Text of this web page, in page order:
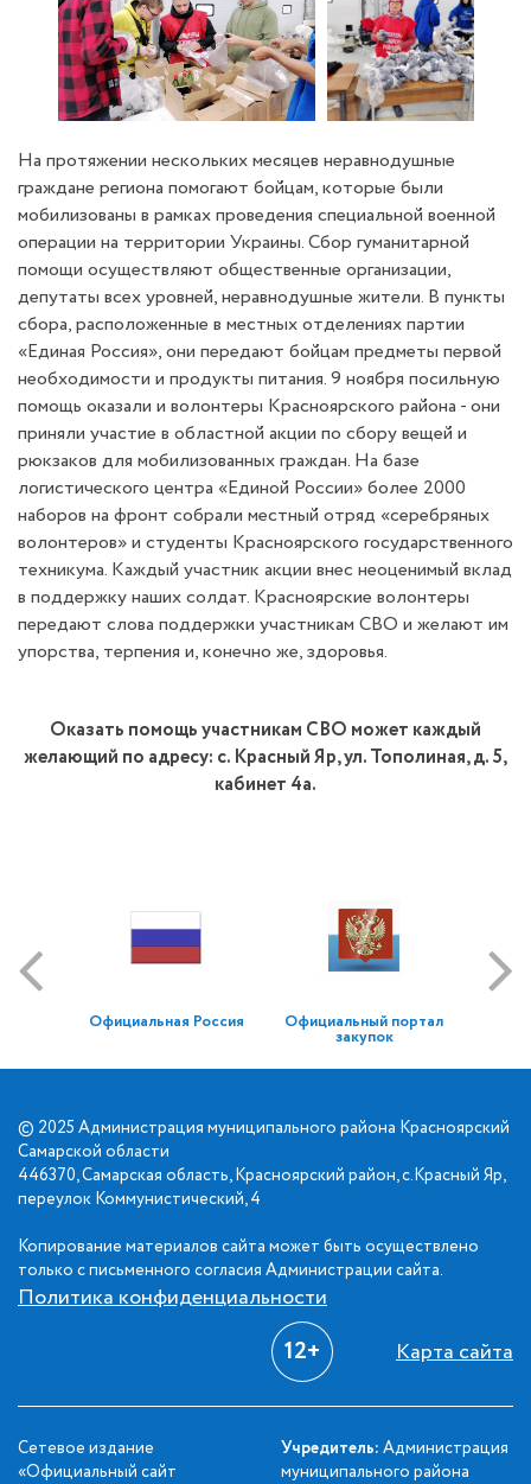
На протяжении нескольких месяцев неравнодушные
граждане региона помогают бойцам, которые были
мобилизованы в рамках проведения специальной военной
операции на территории Украины. Сбор гуманитарной
помощи осуществляют общественные организации,
депутаты всех уровней, неравнодушные жители. В пункты
сбора, расположенные в местных отделениях партии
«Единая Россия», они передают бойцам предметы первой
необходимости и продукты питания. 9 ноября посильную
помощь оказали и волонтеры Красноярского района - они
приняли участие в областной акции по сбору вещей и
рюкзаков для мобилизованных граждан. На базе
логистического центра «Единой России» более 2000
наборов на фронт собрали местный отряд «серебряных
волонтеров» и студенты Красноярского государственного
техникума. Каждый участник акции внес неоценимый вклад
в поддержку наших солдат. Красноярские волонтеры
передают слова поддержки участникам СВО и желают им
упорства, терпения и, конечно же, здоровья.
Оказать помощь участникам СВО может каждый
желающий по адресу: с. Красный Яр, ул. Тополиная, д. 5,
кабинет 4а.
Официальная Россия Официальный портал
закупок
© 2025 Администрация муниципального района Красноярский
Самарской области
446370, Самарская область, Красноярский район, с.Красный Яр,
переулок Коммунистический, 4
Копирование материалов сайта может быть осуществлено
только с письменного согласия Администрации сайта.
Политика конфиденциальности
12+ Карта сайта
Сетевое издание
«Официальный сайт
Учредитель: Администрация
муниципального района